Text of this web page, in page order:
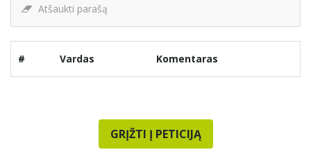
Atšaukti parašą
# Vardas Komentaras
GRĮŽTI Į PETICIJĄ